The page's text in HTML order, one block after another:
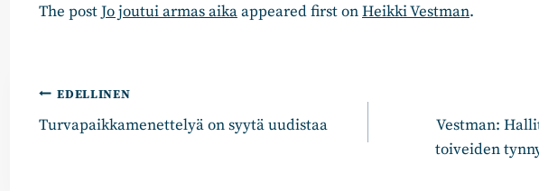
The post Jo joutui armas aikaappeared first onHeikki Vestman.
Artikkelien
selaus
EDELLINEN
Turvapaikkamenettelyä on syytä uudistaa
Vestman:
toiveiden